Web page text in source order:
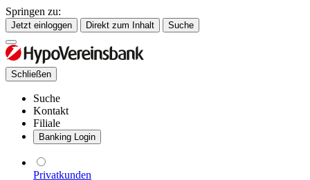
Springen zu:
Jetzt einloggen Direkt zum Inhalt Suche
Schließen
Suche
Kontakt
Filiale
Banking Login
Privatkunden